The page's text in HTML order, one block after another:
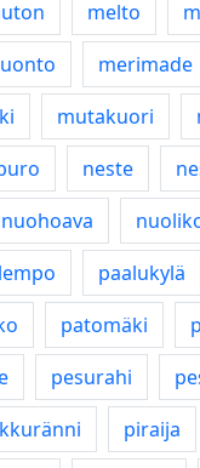
melto
merimade
mutakuori
neste
nuohoava
paalukylä
patomäki
pesurahi
piraija